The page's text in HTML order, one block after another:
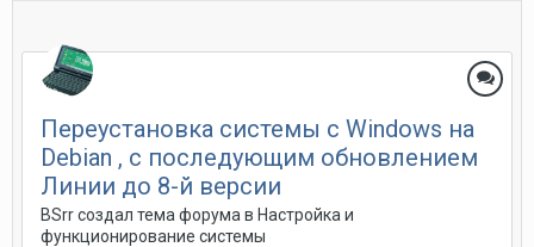
Переустановка системы с Windows на
Debian , с последующим обновлением
Линии до 8-й версии
BSrr создал тема форума в Настройка и
функционирование системы